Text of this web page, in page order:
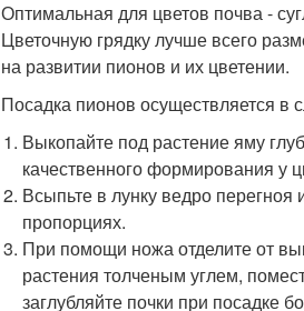
Оптимальная для цветов почва -
Цветочную грядку лучше всего
на развитии пионов и их цветении.
Посадка пионов осуществляется в
Выкопайте под растение яму
качественного формирования у
Всыпьте в лунку ведро
пропорциях.
При помощи ножа отделите от
растения толченым углем,
заглубляйте почки при посадке